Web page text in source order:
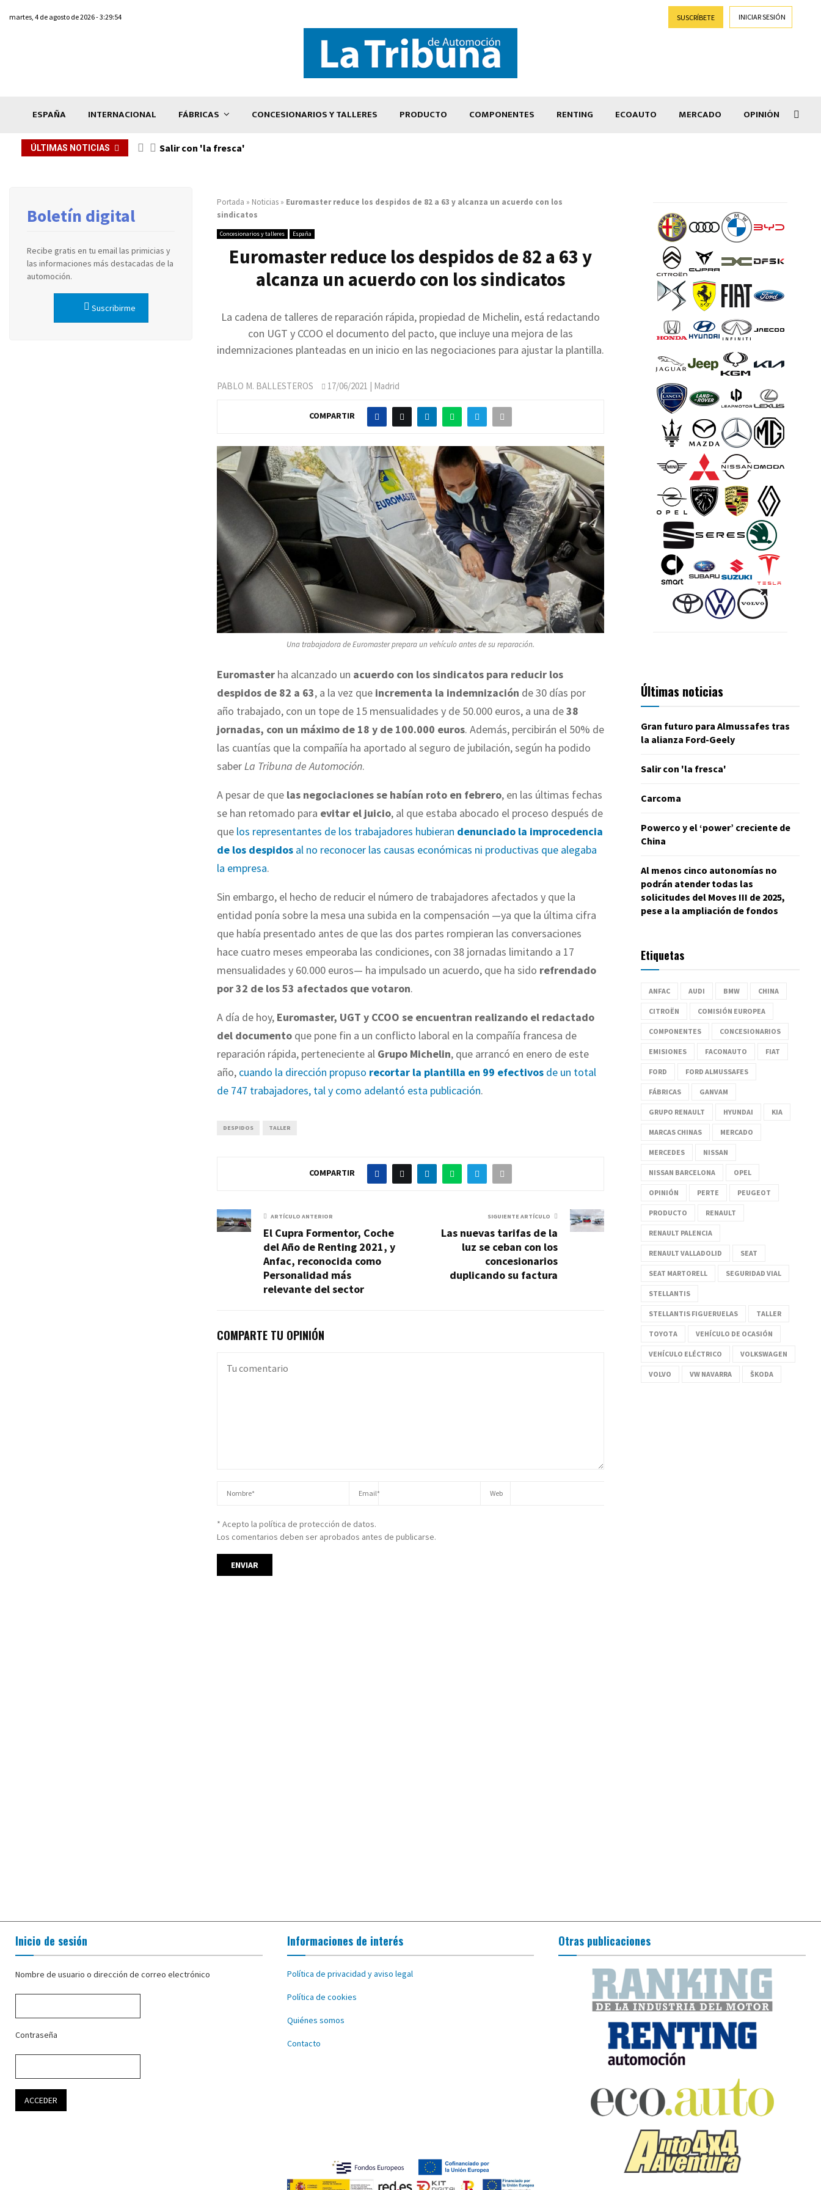
martes, 4 de agosto de 2026 - 3:29:54 SUSCRÍBETE INICIAR SESIÓN
ESPAÑA INTERNACIONAL FÁBRICAS CONCESIONARIOS Y TALLERES PRODUCTO COMPONENTES RENTING ECOAUTO MERCADO OPINIÓN
ÚLTIMAS NOTICIAS Salir con 'la fresca'
Portada » Noticias » Euromaster reduce los despidos de 82 a 63 y alcanza un acuerdo con los
sindicatos
Concesionarios y talleres España
Euromaster reduce los despidos de 82 a 63 y
alcanza un acuerdo con los sindicatos
La cadena de talleres de reparación rápida, propiedad de Michelin, está redactando
con UGT y CCOO el documento del pacto, que incluye una mejora de las
indemnizaciones planteadas en un inicio en las negociaciones para ajustar la plantilla.
PABLO M. BALLESTEROS 17/06/2021 | Madrid
COMPARTIR
Una trabajadora de Euromaster prepara un vehículo antes de su reparación.
Euromaster ha alcanzado un acuerdo con los sindicatos para reducir los
despidos de 82 a 63, a la vez que incrementa la indemnización de 30 días por
año trabajado, con un tope de 15 mensualidades y de 50.000 euros, a una de38
jornadas, con un máximo de 18 y de 100.000 euros. Además, percibirán el 50% de
las cuantías que la compañía ha aportado al seguro de jubilación, según ha podido
saberLa Tribuna de Automoción.
A pesar de que las negociaciones se habían roto en febrero, en las últimas fechas
se han retomado para evitar el juicio, al que estaba abocado el proceso después de
que los representantes de los trabajadores hubieran denunciado la improcedencia
de los despidos al no reconocer las causas económicas ni productivas que alegaba
la empresa.
Sin embargo, el hecho de reducir el número de trabajadores afectados y que la
entidad ponía sobre la mesa una subida en la compensación —ya que la última cifra
que había presentado antes de que las dos partes rompieran las conversaciones
hace cuatro meses empeoraba las condiciones, con 38 jornadas limitando a 17
mensualidades y 60.000 euros— ha impulsado un acuerdo, que ha sido refrendado
por 32 de los 53 afectados que votaron.
A día de hoy, Euromaster, UGT y CCOO se encuentran realizando el redactado
del documento que pone fin a un conflicto laboral en la compañía francesa de
reparación rápida, perteneciente al Grupo Michelin, que arrancó en enero de este
año, cuando la dirección propuso recortar la plantilla en 99 efectivos de un total
de 747 trabajadores, tal y como adelantó esta publicación.
DESPIDOS TALLER
COMPARTIR
ARTÍCULO ANTERIOR
El Cupra Formentor, Coche
del Año de Renting 2021, y
Anfac, reconocida como
Personalidad más
relevante del sector
SIGUIENTE ARTÍCULO
Las nuevas tarifas de la
luz se ceban con los
concesionarios
duplicando su factura
COMPARTE TU OPINIÓN
* Acepto la política de protección de datos.
Los comentarios deben ser aprobados antes de publicarse.
Boletín digital
Recibe gratis en tu email las primicias y
las informaciones más destacadas de la
automoción.
Suscribirme
Últimas noticias
Gran futuro para Almussafes tras
la alianza Ford-Geely
Salir con 'la fresca'
Carcoma
Powerco y el ‘power’ creciente de
China
Al menos cinco autonomías no
podrán atender todas las
solicitudes del Moves III de 2025,
pese a la ampliación de fondos
Etiquetas
ANFAC AUDI BMW CHINA
CITROËN COMISIÓN EUROPEA
COMPONENTES CONCESIONARIOS
EMISIONES FACONAUTO FIAT
FORD FORD ALMUSSAFES
FÁBRICAS GANVAM
GRUPO RENAULT HYUNDAI KIA
MARCAS CHINAS MERCADO
MERCEDES NISSAN
NISSAN BARCELONA OPEL
OPINIÓN PERTE PEUGEOT
PRODUCTO RENAULT
RENAULT PALENCIA
RENAULT VALLADOLID SEAT
SEAT MARTORELL SEGURIDAD VIAL
STELLANTIS
STELLANTIS FIGUERUELAS TALLER
TOYOTA VEHÍCULO DE OCASIÓN
VEHÍCULO ELÉCTRICO VOLKSWAGEN
VOLVO VW NAVARRA ŠKODA
Inicio de sesión
Nombre de usuario o dirección de correo electrónico
Contraseña
Informaciones de interés
Política de privacidad y aviso legal
Política de cookies
Quiénes somos
Contacto
Otras publicaciones